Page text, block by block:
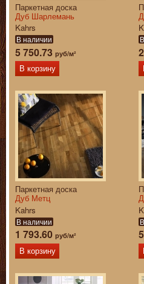
Паркетная доска
Дуб Шарлемань
Kahrs
В наличии
5 750.73 руб/м²
В корзину
Паркетная доска
Дуб Метц
Kahrs
В наличии
1 793.60 руб/м²
В корзину